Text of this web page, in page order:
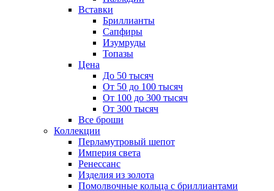
Вставки
Бриллианты
Сапфиры
Изумруды
Топазы
Цена
До 50 тысяч
От 50 до 100 тысяч
От 100 до 300 тысяч
От 300 тысяч
Все броши
Коллекции
Перламутровый шепот
Империя света
Ренессанс
Изделия из золота
Помолвочные кольца с бриллиантами